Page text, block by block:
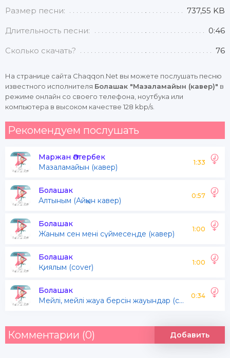
Размер песни: 737,55 KB
Длительность песни: 0:46
Сколько скачать? 76
На странице сайта Chaqqon.Net вы можете послушать песню
известного исполнителя Болашак "Мазаламайын (кавер)" в
режиме онлайн со своего телефона, ноутбука или
компьютера в высоком качестве 128 kbp/s.
Рекомендуем послушать
Маржан Әптербек
Мазаламайын (кавер)
1:33
Болашак
Алтыным (Айқын кавер)
0:57
Болашак
Жаным сен мені сүймесеңде (кавер)
1:00
Болашак
Қиялым (cover)
1:00
Болашак
Мейлі, мейлі жауа берсін жауындар (cover)
0:34
Комментарии (0) Добавить